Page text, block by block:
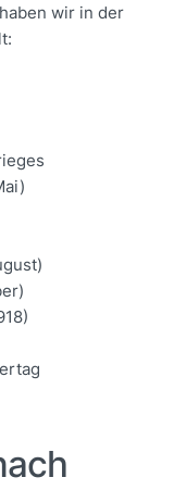
wir in der